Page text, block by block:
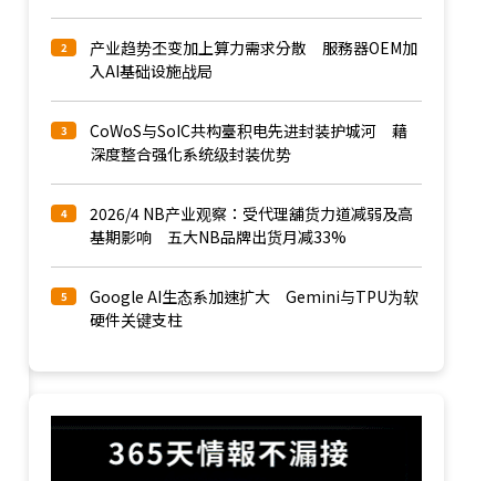
2
产业趋势丕变加上算力需求分散 服務器OEM加
入AI基础设施战局
3
CoWoS与SoIC共构臺积电先进封装护城河 藉
深度整合强化系统级封装优势
4
2026/4 NB产业观察：受代理舖货力道减弱及高
基期影响 五大NB品牌出货月减33%
5
Google AI生态系加速扩大 Gemini与TPU为软
硬件关键支柱